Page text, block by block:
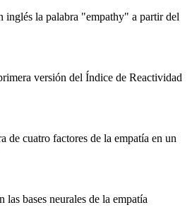
inglés la palabra "empathy" a partir del
versión del Índice de Reactividad
de cuatro factores de la empatía en un
las bases neurales de la empatía